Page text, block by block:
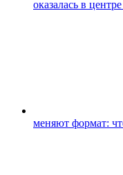
оказалась в
меняют формат: